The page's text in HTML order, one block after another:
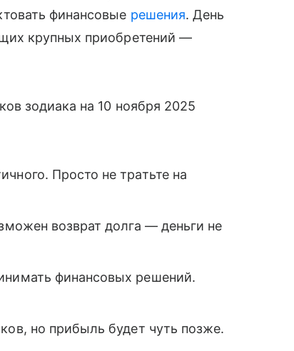
финансовые решения. День
крупных приобретений —
зодиака на 10 ноября 2025
Просто не тратьте на
возврат долга — деньги не
финансовых решений.
но прибыль будет чуть позже.